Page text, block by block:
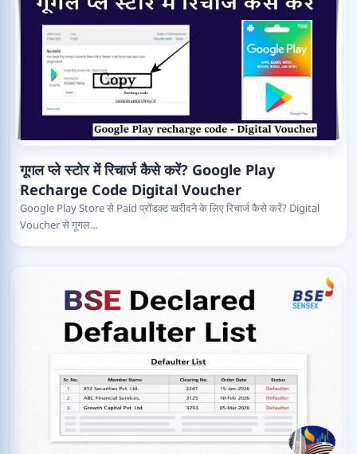
गूगल प्ले स्टोर में रिचार्ज कैसे करें? Google Play
Recharge Code Digital Voucher
Google Play Store से Paid प्रॉडक्ट खरीदने के लिए रिचार्ज कैसे करें? Digital
Voucher से गूगल…